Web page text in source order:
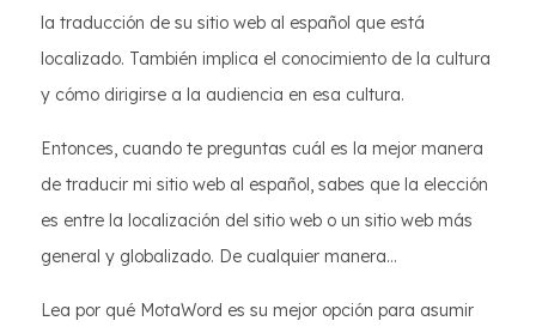
la traducción de su sitio web al español que está
localizado. También implica el conocimiento de la cultura
y cómo dirigirse a la audiencia en esa cultura.
Entonces, cuando te preguntas cuál es la mejor manera
de traducir mi sitio web al español, sabes que la elección
es entre la localización del sitio web o un sitio web más
general y globalizado. De cualquier manera…
Lea por qué MotaWord es su mejor opción para asumir